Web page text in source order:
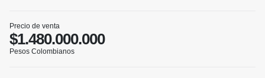
Precio de venta
$1.480.000.000
Pesos Colombianos